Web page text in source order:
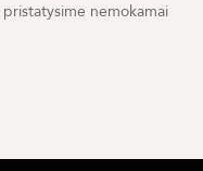
nemokamai